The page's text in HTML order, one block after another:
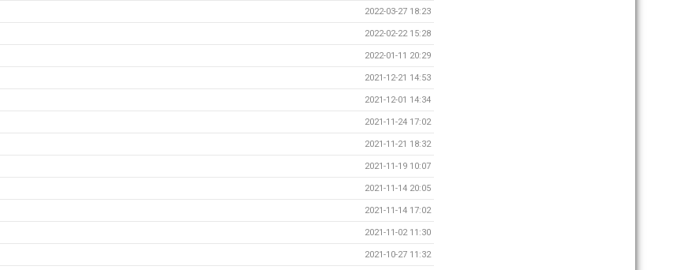
2022-03-27 18:23
2022-02-22 15:28
2022-01-11 20:29
2021-12-21 14:53
2021-12-01 14:34
2021-11-24 17:02
2021-11-21 18:32
2021-11-19 10:07
2021-11-14 20:05
2021-11-14 17:02
2021-11-02 11:30
2021-10-27 11:32